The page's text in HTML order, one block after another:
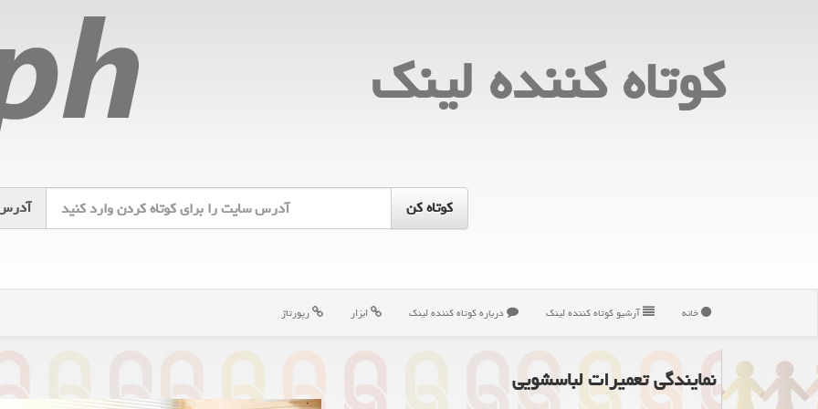
كوتاه كننده لینك
خانه آرشیو كوتاه كننده لینك درباره كوتاه كننده لینك ابزار رپورتاژ
نمایندگی تعمیرات لباسشویی